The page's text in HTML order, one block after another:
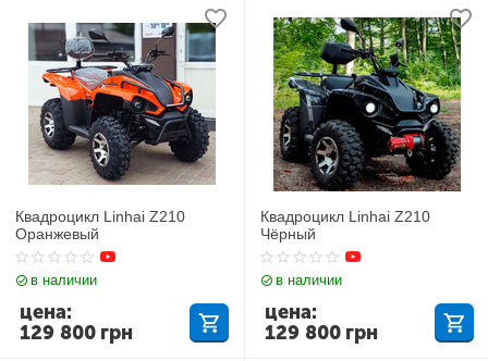
Квадроцикл Linhai Z210
Оранжевый
в наличии
129 800 грн
цена:
Квадроцикл Linhai Z210
Чёрный
в наличии
129 800 грн
цена: